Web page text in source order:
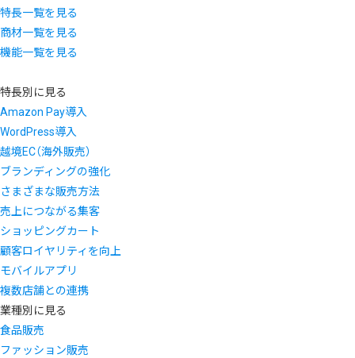
特長一覧を見る
商材一覧を見る
機能一覧を見る
特長別に見る
Amazon Pay導入
WordPress導入
越境EC（海外販売）
ブランディングの強化
さまざまな販売方法
売上につながる集客
ショッピングカート
顧客ロイヤリティを向上
モバイルアプリ
複数店舗との連携
業種別に見る
食品販売
ファッション販売